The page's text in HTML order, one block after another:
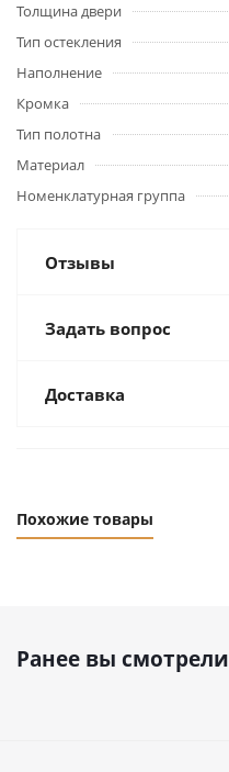
Толщина двери
Тип остекления
Наполнение
Кромка
Тип полотна
Материал
Номенклатурная группа
Отзывы
Задать вопрос
Доставка
Похожие товары
Ранее вы смотрели